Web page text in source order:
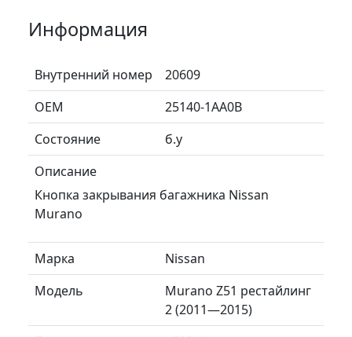
Информация
Внутренний номер
20609
ОЕМ
25140-1AA0B
Состояние
б.у
Описание
Кнопка закрывания багажника Nissan
Murano
Марка
Nissan
Модель
Murano Z51 рестайлинг
2 (2011—2015)